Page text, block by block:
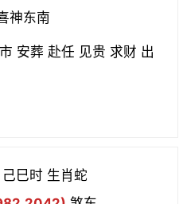
神东南
安葬 赴任 见贵 求财 出
己巳时 生肖蛇